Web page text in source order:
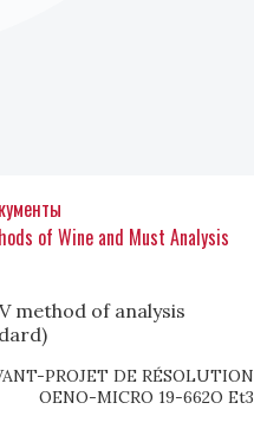
of Wine and Must Analysis
method of analysis
PROJET DE RÉSOLUTION
OENO-MICRO 19-662O Et3